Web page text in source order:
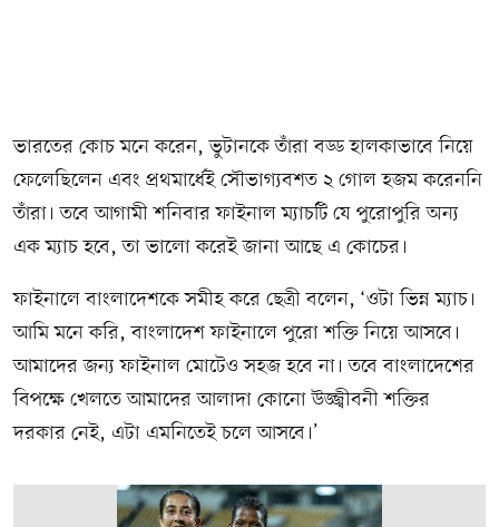
ভারতের কোচ মনে করেন, ভুটানকে তাঁরা বড্ড হালকাভাবে নিয়ে
ফেলেছিলেন এবং প্রথমার্ধেই সৌভাগ্যবশত ২ গোল হজম করেননি
তাঁরা। তবে আগামী শনিবার ফাইনাল ম্যাচটি যে পুরোপুরি অন্য
এক ম্যাচ হবে, তা ভালো করেই জানা আছে এ কোচের।
ফাইনালে বাংলাদেশকে সমীহ করে ছেত্রী বলেন, ‘ওটা ভিন্ন ম্যাচ।
আমি মনে করি, বাংলাদেশ ফাইনালে পুরো শক্তি নিয়ে আসবে।
আমাদের জন্য ফাইনাল মোটেও সহজ হবে না। তবে বাংলাদেশের
বিপক্ষে খেলতে আমাদের আলাদা কোনো উজ্জ্বীবনী শক্তির
দরকার নেই, এটা এমনিতেই চলে আসবে।’